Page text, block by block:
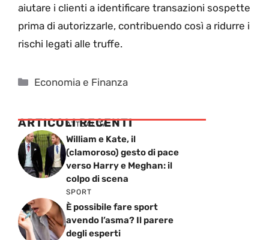
aiutare i clienti a identificare transazioni sospette
prima di autorizzarle, contribuendo così a ridurre i
rischi legati alle truffe.
Categorie
Economia e Finanza
ARTICOLI RECENTI
ATTUALITÁ
William e Kate, il
(clamoroso) gesto di pace
verso Harry e Meghan: il
colpo di scena
SPORT
È possibile fare sport
avendo l’asma? Il parere
degli esperti